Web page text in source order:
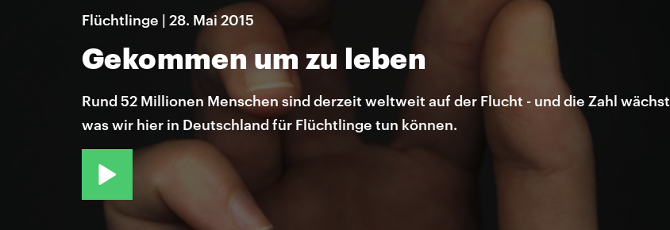
Flüchtlinge | 28. Mai 2015
Gekommen um zu leben
Rund 52 Millionen Menschen sind derzeit weltweit auf der Flucht - und die Zahl
was wir hier in Deutschland für Flüchtlinge tun können.